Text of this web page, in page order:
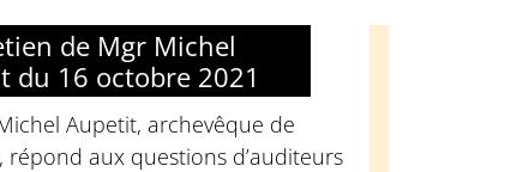
de Mgr Michel
du 16 octobre 2021
Aupetit, archevêque de
répond aux questions d’auditeurs